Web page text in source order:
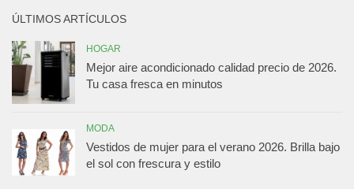
ÚLTIMOS ARTÍCULOS
HOGAR
Mejor aire acondicionado calidad precio de 2026.
Tu casa fresca en minutos
MODA
Vestidos de mujer para el verano 2026. Brilla bajo
el sol con frescura y estilo